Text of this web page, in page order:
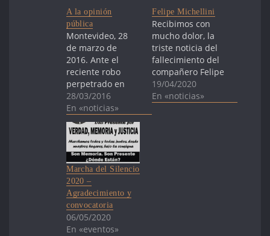
A la opinión
pública
Montevideo, 28
de marzo de
2016. Ante el
reciente robo
perpetrado en
dependencias de
la Facultad de
Humanidades y
Ciencias de la
Educación, donde
funciona el Grupo
de Investigación
en Antropología
Forense (GIAF),
Madres y
Familiares de
Uruguayos
28/03/2016
En «noticias»
Felipe Michellini
Recibimos con
mucho dolor, la
triste noticia del
fallecimiento del
compañero Felipe
Michellini.
Luchador
19/04/2020
En «noticias»
Marcha del Silencio
2020 –
Agradecimiento y
convocatoria
06/05/2020
En «eventos»